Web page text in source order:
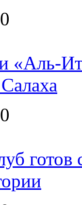
«Аль-